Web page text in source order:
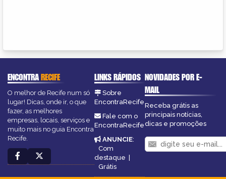
ENCONTRARECIFE
O melhor de Recife num só
lugar! Dicas, onde ir, o que
fazer, as melhores
empresas, locais, serviços e
muito mais no guia Encontra
Recife.
LINKS RÁPIDOS
Sobre
EncontraRecife
Fale com o
EncontraRecife
ANUNCIE:
Com
destaque |
Grátis
NOVIDADES POR E-
MAIL
Receba grátis as
principais notícias,
dicas e promoções